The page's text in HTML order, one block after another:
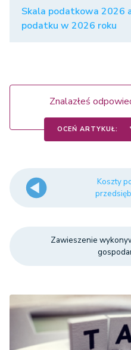
Skala podatkowa 2026
podatku w 2026 roku
Znalazłeś
OCEŃ ARTYKUŁ:
Koszty
Zawieszenie